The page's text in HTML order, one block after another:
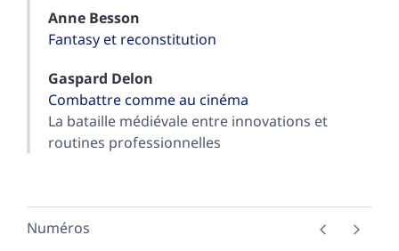
Anne Besson
Fantasy et reconstitution
Gaspard Delon
Combattre comme au cinéma
La bataille médiévale entre innovations et
routines professionnelles
Numéros